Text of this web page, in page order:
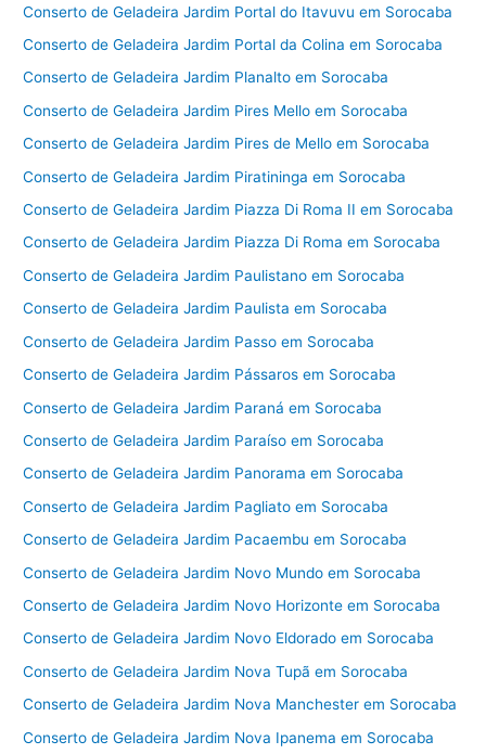
Conserto de Geladeira Jardim Portal do Itavuvu em Sorocaba
Conserto de Geladeira Jardim Portal da Colina em Sorocaba
Conserto de Geladeira Jardim Planalto em Sorocaba
Conserto de Geladeira Jardim Pires Mello em Sorocaba
Conserto de Geladeira Jardim Pires de Mello em Sorocaba
Conserto de Geladeira Jardim Piratininga em Sorocaba
Conserto de Geladeira Jardim Piazza Di Roma II em Sorocaba
Conserto de Geladeira Jardim Piazza Di Roma em Sorocaba
Conserto de Geladeira Jardim Paulistano em Sorocaba
Conserto de Geladeira Jardim Paulista em Sorocaba
Conserto de Geladeira Jardim Passo em Sorocaba
Conserto de Geladeira Jardim Pássaros em Sorocaba
Conserto de Geladeira Jardim Paraná em Sorocaba
Conserto de Geladeira Jardim Paraíso em Sorocaba
Conserto de Geladeira Jardim Panorama em Sorocaba
Conserto de Geladeira Jardim Pagliato em Sorocaba
Conserto de Geladeira Jardim Pacaembu em Sorocaba
Conserto de Geladeira Jardim Novo Mundo em Sorocaba
Conserto de Geladeira Jardim Novo Horizonte em Sorocaba
Conserto de Geladeira Jardim Novo Eldorado em Sorocaba
Conserto de Geladeira Jardim Nova Tupã em Sorocaba
Conserto de Geladeira Jardim Nova Manchester em Sorocaba
Conserto de Geladeira Jardim Nova Ipanema em Sorocaba